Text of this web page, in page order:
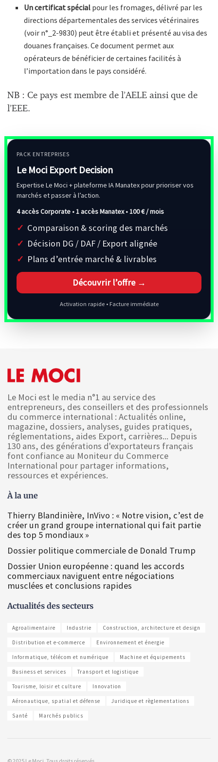
Un certificat spécial pour les fromages, délivré par les
directions départementales des services vétérinaires
(voir n°_2-9830) peut être établi et présenté au visa des
douanes françaises. Ce document permet aux
opérateurs de bénéficier de certaines facilités à
l’importation dans le pays considéré.
NB : Ce pays est membre de l’AELE ainsi que de
l’EEE.
PACK ENTREPRISES
Le Moci Export Decision
Expertise Le Moci + plateforme IA Manatex pour prioriser vos
marchés et passer à l’action.
4 accès Corporate • 1 accès Manatex •100 € / mois
Comparaison & scoring des marchés
Décision DG / DAF / Export alignée
Plans d’entrée marché & livrables
Découvrir l’offre →
Activation rapide • Facture immédiate
Le Moci est le media n°1 au service des
entrepreneurs, des conseillers et des professionnels
du commerce international : Actualités online,
magazine, dossiers, analyses, guides pratiques,
réglementations, aides Export, carrières... Depuis
130 ans, des générations d'exportateurs français
font confiance au Moniteur du Commerce
International pour partager informations,
ressources et expériences.
À la une
Thierry Blandinière, InVivo : « Notre vision, c’est de
créer un grand groupe international qui fait partie
des top 5 mondiaux »
Dossier politique commerciale de Donald Trump
Dossier Union européenne : quand les accords
commerciaux naviguent entre négociations
musclées et conclusions rapides
Actualités des secteurs
Agroalimentaire Industrie Construction, architecture et design
Distribution et e-commerce Environnement et énergie
Informatique, télécom et numérique Machine et équipements
Business et services Transport et logistique
Tourisme, loisir et culture Innovation
Aéronautique, spatial et défense Juridique et règlementations
Santé Marchés publics